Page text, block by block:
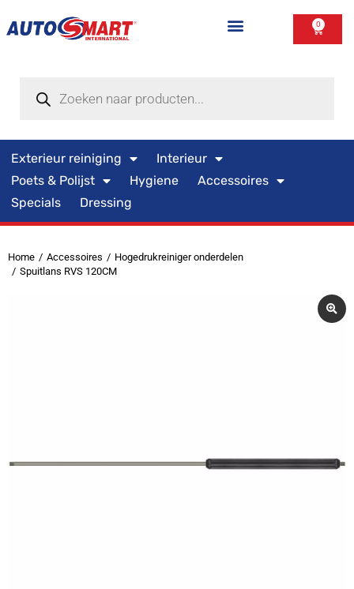
0
Exterieur reiniging
Interieur
Poets & Polijst
Hygiene
Accessoires
Specials
Dressing
Je bent hier:
Home Accessoires
Hogedrukreiniger onderdelen
Spuitlans RVS 120CM